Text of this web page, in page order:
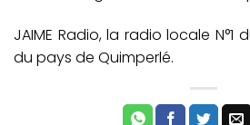
JAIME Radio, la radio locale
du pays de Quimperlé.